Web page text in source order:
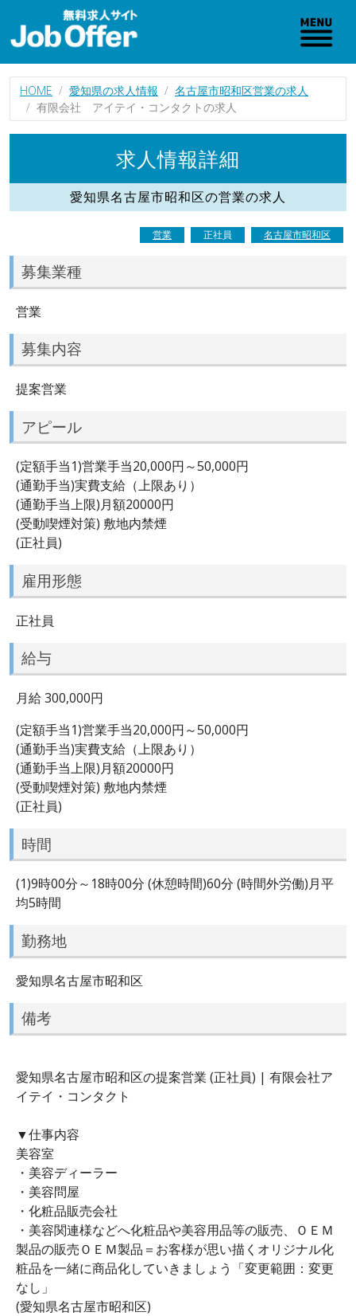
HOME 愛知県の求人情報
名古屋市昭和区営業の求人
有限会社 アイテイ・コンタクトの求人
求人情報詳細
愛知県名古屋市昭和区の営業の求人
営業 正社員 名古屋市昭和区
募集業種
営業
募集内容
提案営業
アピール
(定額手当1)営業手当20,000円～50,000円
(通勤手当)実費支給（上限あり）
(通勤手当上限)月額20000円
(受動喫煙対策) 敷地内禁煙
(正社員)
雇用形態
正社員
給与
月給 300,000円
(定額手当1)営業手当20,000円～50,000円
(通勤手当)実費支給（上限あり）
(通勤手当上限)月額20000円
(受動喫煙対策) 敷地内禁煙
(正社員)
時間
(1)9時00分～18時00分 (休憩時間)60分 (時間外労働)月平
均5時間
勤務地
愛知県名古屋市昭和区
備考
愛知県名古屋市昭和区の提案営業 (正社員) | 有限会社ア
イテイ・コンタクト
▼仕事内容
美容室
・美容ディーラー
・美容問屋
・化粧品販売会社
・美容関連様などへ化粧品や美容用品等の販売、ＯＥＭ
製品の販売ＯＥＭ製品＝お客様が思い描くオリジナル化
粧品を一緒に商品化していきましょう「変更範囲：変更
なし」
(愛知県名古屋市昭和区)